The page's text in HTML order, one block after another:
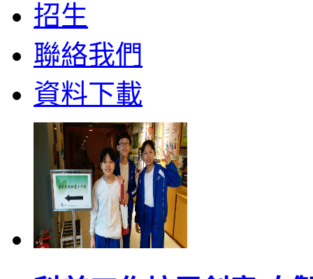
招生
聯絡我們
資料下載